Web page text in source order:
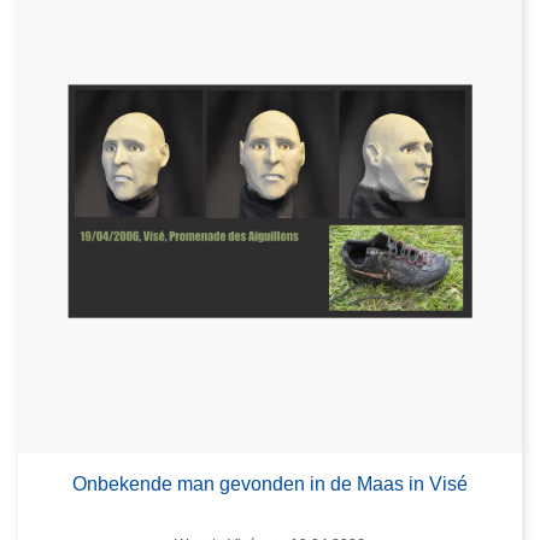
Onbekende man gevonden in de Maas in Visé